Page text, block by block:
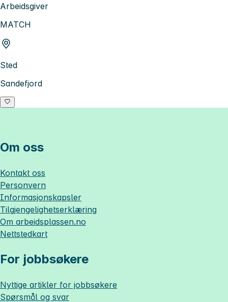
Arbeidsgiver
MATCH
Sted
Sandefjord
Om oss
Kontakt oss
Personvern
Informasjonskapsler
Tilgjengelighetserklæring
Om arbeidsplassen.no
Nettstedkart
For jobbsøkere
Nyttige artikler for jobbsøkere
Spørsmål og svar